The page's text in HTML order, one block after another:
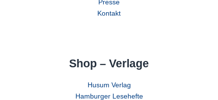
Presse
Kontakt
Shop – Verlage
Husum Verlag
Hamburger Lesehefte